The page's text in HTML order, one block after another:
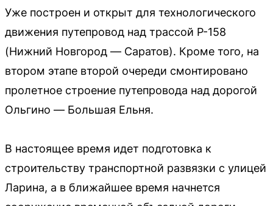
Уже построен и открыт для технологического
движения путепровод над трассой Р-158
(Нижний Новгород — Саратов). Кроме того, на
втором этапе второй очереди смонтировано
пролетное строение путепровода над дорогой
Ольгино — Большая Ельня.
В настоящее время идет подготовка к
строительству транспортной развязки с улицей
Ларина, а в ближайшее время начнется